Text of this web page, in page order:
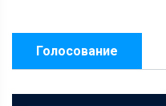
Голосование